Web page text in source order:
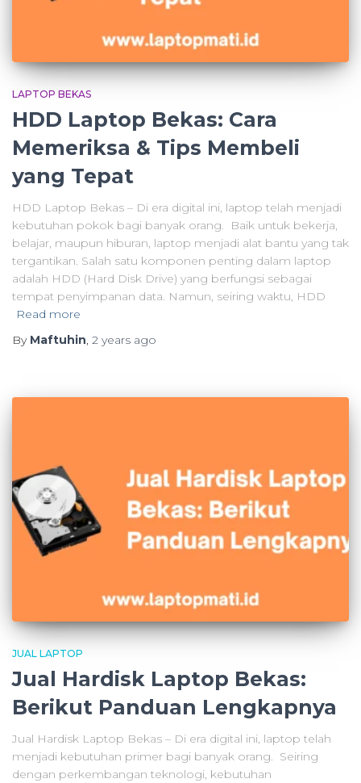
LAPTOP BEKAS
HDD Laptop Bekas: Cara
Memeriksa & Tips Membeli
yang Tepat
HDD Laptop Bekas – Di era digital ini, laptop telah menjadi
kebutuhan pokok bagi banyak orang. Baik untuk bekerja,
belajar, maupun hiburan, laptop menjadi alat bantu yang tak
tergantikan. Salah satu komponen penting dalam laptop
adalah HDD (Hard Disk Drive) yang berfungsi sebagai
tempat penyimpanan data. Namun, seiring waktu, HDD
Read more
By Maftuhin, 2 years ago
JUAL LAPTOP
Jual Hardisk Laptop Bekas:
Berikut Panduan Lengkapnya
Jual Hardisk Laptop Bekas – Di era digital ini, laptop telah
menjadi kebutuhan primer bagi banyak orang. Seiring
dengan perkembangan teknologi, kebutuhan